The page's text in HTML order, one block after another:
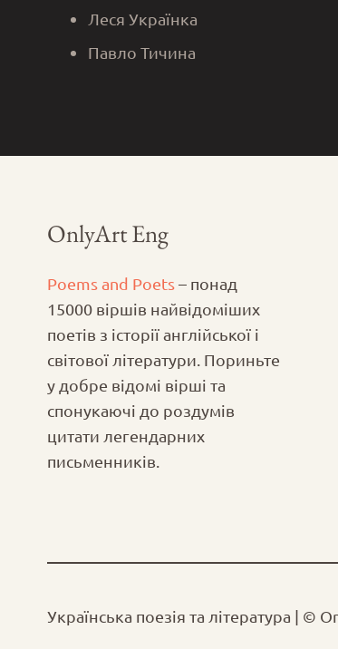
Леся Українка
Павло Тичина
OnlyArt Eng
Poems and Poets– понад
15000 віршів найвідоміших
поетів з історії англійської і
світової літератури. Пориньте
у добре відомі вірші та
спонукаючі до роздумів
цитати легендарних
письменників.
Українська поезія та література | ©